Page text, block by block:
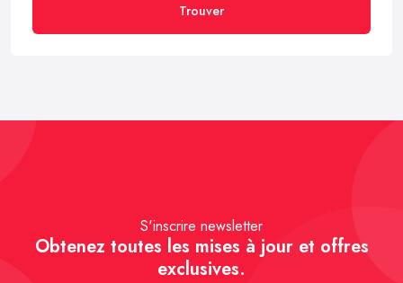
Trouver
S'inscrire newsletter
Obtenez toutes les mises à jour et offres
exclusives.